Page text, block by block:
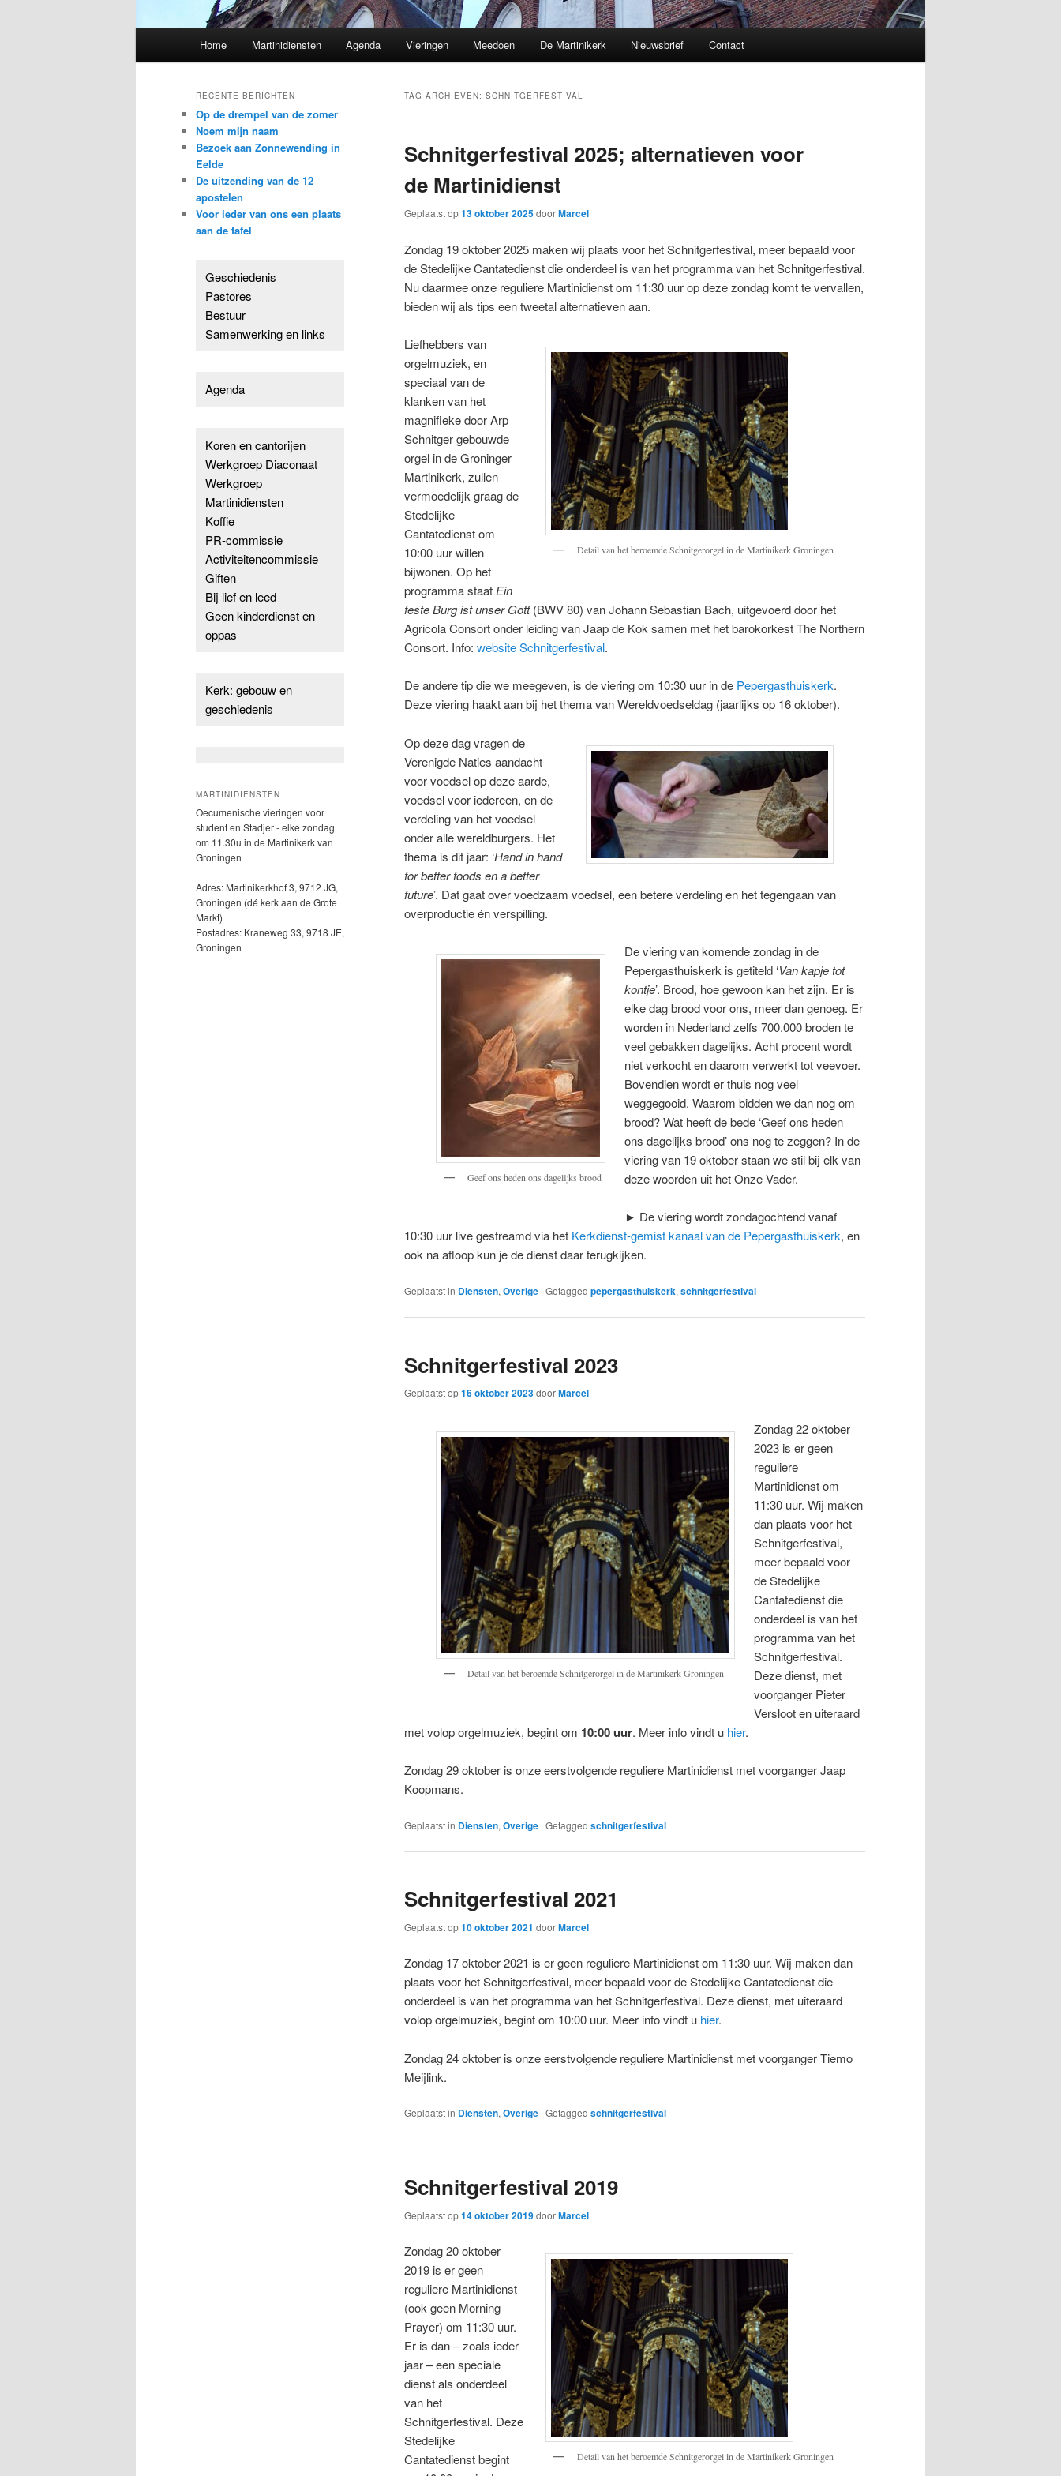
Home Martinidiensten Agenda Vieringen Meedoen De Martinikerk Nieuwsbrief Contact
TAG ARCHIEVEN: SCHNITGERFESTIVAL
Schnitgerfestival 2025; alternatieven voor
de Martinidienst
Geplaatst op13 oktober 2025doorMarcel
Zondag 19 oktober 2025 maken wij plaats voor het Schnitgerfestival, meer bepaald voor
de Stedelijke Cantatedienst die onderdeel is van het programma van het Schnitgerfestival.
Nu daarmee onze reguliere Martinidienst om 11:30 uur op deze zondag komt te vervallen,
bieden wij als tips een tweetal alternatieven aan.
Detail van het beroemde Schnitgerorgel in de Martinikerk Groningen
Liefhebbers van
orgelmuziek, en
speciaal van de
klanken van het
magnifieke door Arp
Schnitger gebouwde
orgel in de Groninger
Martinikerk, zullen
vermoedelijk graag de
Stedelijke
Cantatedienst om
10:00 uur willen
bijwonen. Op het
programma staat Ein
feste Burg ist unser Gott(BWV 80) van Johann Sebastian Bach, uitgevoerd door het
Agricola Consort onder leiding van Jaap de Kok samen met het barokorkest The Northern
Consort. Info: website Schnitgerfestival.
De andere tip die we meegeven, is de viering om 10:30 uur in de Pepergasthuiskerk.
Deze viering haakt aan bij het thema van Wereldvoedseldag (jaarlijks op 16 oktober).
Op deze dag vragen de
Verenigde Naties aandacht
voor voedsel op deze aarde,
voedsel voor iedereen, en de
verdeling van het voedsel
onder alle wereldburgers. Het
thema is dit jaar: ‘Hand in hand
for better foods en a better
future’. Dat gaat over voedzaam voedsel, een betere verdeling en het tegengaan van
overproductie én verspilling.
Geef ons heden ons dagelijks brood
De viering van komende zondag in de
Pepergasthuiskerk is getiteld ‘Van kapje tot
kontje’. Brood, hoe gewoon kan het zijn. Er is
elke dag brood voor ons, meer dan genoeg. Er
worden in Nederland zelfs 700.000 broden te
veel gebakken dagelijks. Acht procent wordt
niet verkocht en daarom verwerkt tot veevoer.
Bovendien wordt er thuis nog veel
weggegooid. Waarom bidden we dan nog om
brood? Wat heeft de bede ‘Geef ons heden
ons dagelijks brood’ ons nog te zeggen? In de
viering van 19 oktober staan we stil bij elk van
deze woorden uit het Onze Vader.
► De viering wordt zondagochtend vanaf
10:30 uur live gestreamd via het Kerkdienst-gemist kanaal van de Pepergasthuiskerk, en
ook na afloop kun je de dienst daar terugkijken.
Geplaatst in Diensten, Overige | Getagged pepergasthuiskerk, schnitgerfestival
Schnitgerfestival 2023
Geplaatst op16 oktober 2023doorMarcel
Detail van het beroemde Schnitgerorgel in de Martinikerk Groningen
Zondag 22 oktober
2023 is er geen
reguliere
Martinidienst om
11:30 uur. Wij maken
dan plaats voor het
Schnitgerfestival,
meer bepaald voor
de Stedelijke
Cantatedienst die
onderdeel is van het
programma van het
Schnitgerfestival.
Deze dienst, met
voorganger Pieter
Versloot en uiteraard
met volop orgelmuziek, begint om 10:00 uur. Meer info vindt u hier.
Zondag 29 oktober is onze eerstvolgende reguliere Martinidienst met voorganger Jaap
Koopmans.
Geplaatst in Diensten, Overige | Getagged schnitgerfestival
Schnitgerfestival 2021
Geplaatst op10 oktober 2021 doorMarcel
Zondag 17 oktober 2021 is er geen reguliere Martinidienst om 11:30 uur. Wij maken dan
plaats voor het Schnitgerfestival, meer bepaald voor de Stedelijke Cantatedienst die
onderdeel is van het programma van het Schnitgerfestival. Deze dienst, met uiteraard
volop orgelmuziek, begint om 10:00 uur. Meer info vindt u hier.
Zondag 24 oktober is onze eerstvolgende reguliere Martinidienst met voorganger Tiemo
Meijlink.
Geplaatst in Diensten, Overige | Getagged schnitgerfestival
Schnitgerfestival 2019
Geplaatst op14 oktober 2019doorMarcel
Detail van het beroemde Schnitgerorgel in de Martinikerk Groningen
Zondag 20 oktober
2019 is er geen
reguliere Martinidienst
(ook geen Morning
Prayer) om 11:30 uur.
Er is dan – zoals ieder
jaar – een speciale
dienst als onderdeel
van het
Schnitgerfestival. Deze
Stedelijke
Cantatedienst begint
RECENTE BERICHTEN
Op de drempel van de zomer
Noem mijn naam
Bezoek aan Zonnewending in
Eelde
De uitzending van de 12
apostelen
Voor ieder van ons een plaats
aan de tafel
Geschiedenis
Pastores
Bestuur
Samenwerking en links
Agenda
Koren en cantorijen
Werkgroep Diaconaat
Werkgroep
Martinidiensten
Koffie
PR-commissie
Activiteitencommissie
Giften
Bij lief en leed
Geen kinderdienst en
oppas
Kerk: gebouw en
geschiedenis
MARTINIDIENSTEN
Oecumenische vieringen voor
student en Stadjer - elke zondag
om 11.30u in de Martinikerk van
Groningen
Adres: Martinikerkhof 3, 9712 JG,
Groningen (dé kerk aan de Grote
Markt)
Postadres: Kraneweg 33, 9718 JE,
Groningen